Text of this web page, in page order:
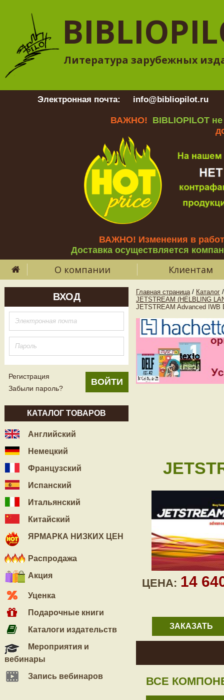
Литература зарубежных
Электронная почта: info@bibliopilot.ru
ВАЖНО! BIBLIOPILOT
ВАЖНО! Изменения в
Доставка осуществляется
О компании Клиентам
ВХОД
Регистрация
Забыли пароль?
КАТАЛОГ ТОВАРОВ
Английский
Немецкий
Французский
Испанский
Итальянский
Китайский
ЯРМАРКА НИЗКИХ ЦЕН
Распродажа
Акция
Уценка
Подарочные книги
Каталоги издательств
Мероприятия и
вебинары
Запись вебинаров
Главная страница / Каталог /
JETSTREAM (HELBLING
JETSTREAM Advanced IWB
ЦЕНА: 14
ЗАКАЗАТЬ
ВСЕ